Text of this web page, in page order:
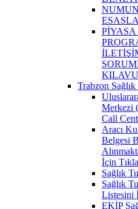
Trabzon
Merkezi
Call
Aracı
Belgesi
İçin
Sağlık
Sağlık
Listesini
EKİP